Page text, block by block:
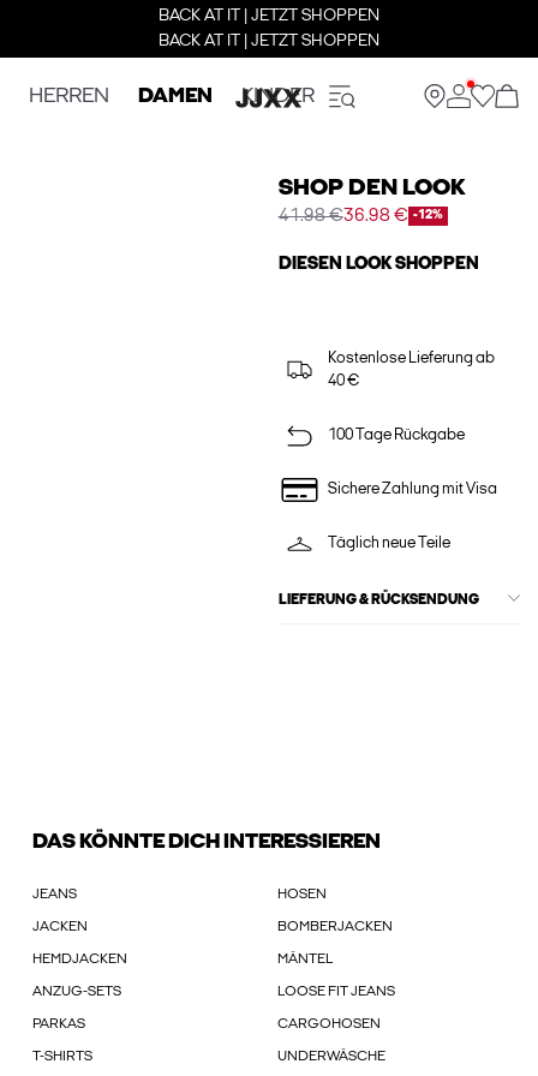
BACK AT IT | JETZT SHOPPEN
BACK AT IT | JETZT SHOPPEN
HERREN DAMEN KINDER
SHOP DEN LOOK
41.98 €36.98 € -12%
DIESEN LOOK SHOPPEN
Kostenlose Lieferung ab
40 €
100 Tage Rückgabe
Sichere Zahlung mit Visa
Täglich neue Teile
LIEFERUNG & RÜCKSENDUNG
DAS KÖNNTE DICH INTERESSIEREN
JEANS HOSEN
JACKEN BOMBERJACKEN
HEMDJACKEN MÄNTEL
ANZUG-SETS LOOSE FIT JEANS
PARKAS CARGOHOSEN
T-SHIRTS UNDERWÄSCHE